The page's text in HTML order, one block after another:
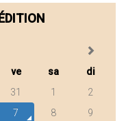
ve sa
di
31 1
2
7 8 9